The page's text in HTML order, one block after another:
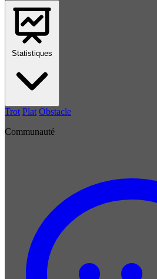
Statistiques
Trot Plat Obstacle
Communauté